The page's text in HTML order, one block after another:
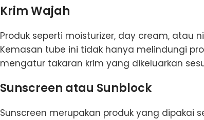
Krim Wajah
Produk seperti moisturizer, day cream,
Kemasan tube ini tidak hanya melindungi
mengatur takaran krim yang dikeluarkan
Sunscreen atau Sunblock
Sunscreen merupakan produk yang